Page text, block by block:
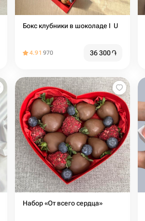
Бокс клубники в шоколаде I ️ U
4.91 970 36 300֏
Набор «От всего сердца»